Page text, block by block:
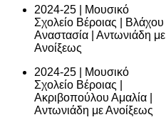
2024-25 | Μουσικό
Σχολείο Βέροιας | Βλάχου
Αναστασία | Αντωνιάδη με
Ανοίξεως
2024-25 | Μουσικό
Σχολείο Βέροιας |
Ακριβοπούλου Αμαλία |
Αντωνιάδη με Ανοίξεως